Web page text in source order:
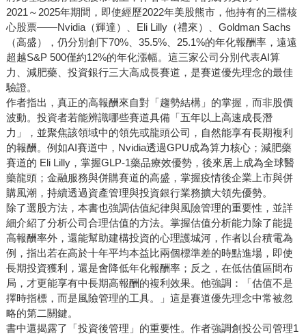
2021～2025年期間，即使經歷2022年美股熊市，他持有的三檔核
心股票——Nvidia（輝達）、Eli Lilly（禮來）、Goldman Sachs
（高盛），仍分別創下70%、35.5%、25.1%的年化報酬率，遠遠
超越S&P 500僅約12%的年化漲幅。這三家公司分別代表AI算
力、減肥藥、投資銀行三大高成長賽道，是賽道優先理念的最佳
驗證。
作者指出，真正的高報酬來自對「趨勢結構」的掌握，而非股價
波動。投資者若能辨識哪些賽道具備「五年以上高速成長潛
力」，並聚焦該領域中的領先或龍頭公司，自然能享有長期複利
的報酬。例如AI賽道中，Nvidia透過GPU成為算力核心；減肥藥
賽道的 Eli Lilly，掌握GLP-1藥品療效優勢，後來居上成為全球醫
藥龍頭；金融服務與併購賽道的高盛，掌握疫情後企業上市與併
購風潮，持續透過資產管理與投資銀行業務擴大領先優勢。
除了選股方法，本書也強調估值紀律與風險管理的重要性，並詳
細介紹了分析公司合理估值的方法。掌握估值分析能力除了能提
高報酬率外，還能幫助建構投資的心理護城河，作者以台積電為
例，指出若在高於十年平均本益比兩個標準差的時點進場，即使
長期投資獲利，還是會降低年化報酬率；反之，在低估值區間布
局，才更能享有中長期高報酬的複利效果。他強調：「估值不是
擇時指標，而是風險管理的工具。」這是賽道優先理念中常被忽
略的第二關鍵。
書中還揭露了「投資後管理」的重要性。作者強調創投公司管理1